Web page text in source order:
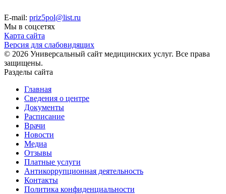
E-mail: priz5pol@list.ru
Мы в соцсетях
Карта сайта
Версия для слабовидящих
© 2026 Универсальный сайт медицинских услуг. Все права
защищены.
Разделы сайта
Главная
Сведения о центре
Документы
Расписание
Врачи
Новости
Медиа
Отзывы
Платные услуги
Антикоррупционная деятельность
Контакты
Политика конфиденциальности